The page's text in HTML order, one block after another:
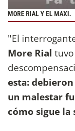
MORE RIAL Y EL MAXI.
"El
More Rial
esta:
un malestar
cómo sigue la